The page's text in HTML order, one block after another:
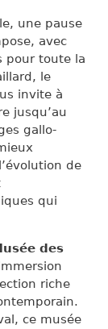
une pause
avec
pour toute la
le
invite à
jusqu’au
gallo-
de
qui
des
riche
ce musée